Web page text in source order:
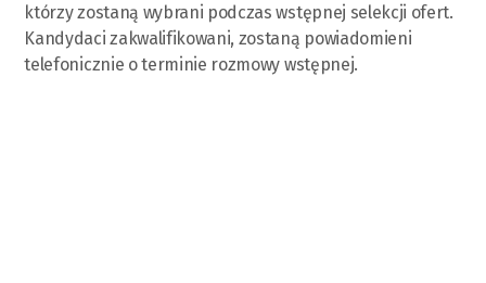
którzy zostaną wybrani podczas wstępnej selekcji ofert.
Kandydaci zakwalifikowani, zostaną powiadomieni
telefonicznie o terminie rozmowy wstępnej.